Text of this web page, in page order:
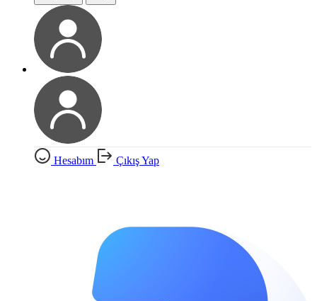
Hesabım Çıkış Yap